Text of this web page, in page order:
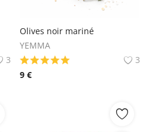
3
Olives noir mariné
YEMMA
3
9 €